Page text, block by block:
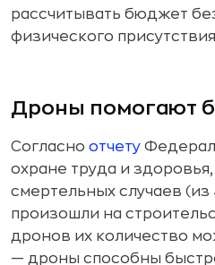
рассчитывать бюджет
физического
Дроны помогают
Согласно отчету
охране труда и здоровья,
смертельных случаев
произошли на
дронов их количество
— дроны способны